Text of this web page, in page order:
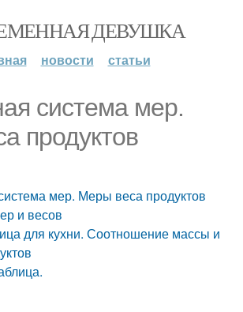
ДЕВУШКА
новости статьи
система мер.
продуктов
мер. Меры веса продуктов
и весов
для кухни. Соотношение массы и